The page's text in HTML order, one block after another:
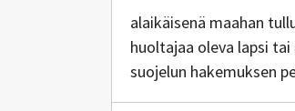
alaikäisenä maahan
huoltajaa oleva lapsi
suojelun hakemuksen